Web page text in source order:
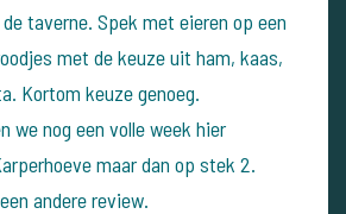
taverne. Spek met eieren op een
met de keuze uit ham, kaas,
Kortom keuze genoeg.
we nog een volle week hier
maar dan op stek 2.
andere review.